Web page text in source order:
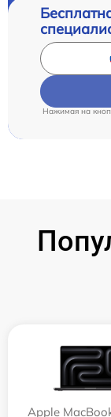
Нажимая на
Apple